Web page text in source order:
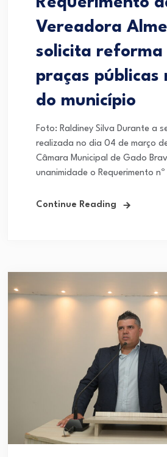
Vereadora
solicita reforma
praças públicas
do município
Foto: Raldiney Silva Durante a
realizada no dia 04 de março
Câmara Municipal de Gado
unanimidade o Requerimento
Continue Reading